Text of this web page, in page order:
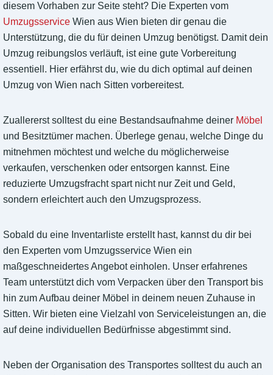
diesem Vorhaben zur Seite steht? Die Experten vom
Umzugsservice Wien aus Wien bieten dir genau die
Unterstützung, die du für deinen Umzug benötigst. Damit dein
Umzug reibungslos verläuft, ist eine gute Vorbereitung
essentiell. Hier erfährst du, wie du dich optimal auf deinen
Umzug von Wien nach Sitten vorbereitest.
Zuallererst solltest du eine Bestandsaufnahme deiner Möbel
und Besitztümer machen. Überlege genau, welche Dinge du
mitnehmen möchtest und welche du möglicherweise
verkaufen, verschenken oder entsorgen kannst. Eine
reduzierte Umzugsfracht spart nicht nur Zeit und Geld,
sondern erleichtert auch den Umzugsprozess.
Sobald du eine Inventarliste erstellt hast, kannst du dir bei
den Experten vom Umzugsservice Wien ein
maßgeschneidertes Angebot einholen. Unser erfahrenes
Team unterstützt dich vom Verpacken über den Transport bis
hin zum Aufbau deiner Möbel in deinem neuen Zuhause in
Sitten. Wir bieten eine Vielzahl von Serviceleistungen an, die
auf deine individuellen Bedürfnisse abgestimmt sind.
Neben der Organisation des Transportes solltest du auch an